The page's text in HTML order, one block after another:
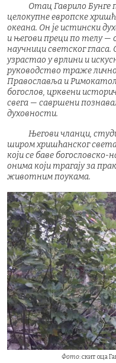
Отац Гаврило Бунге
целокупне европске
океана. Он је истински
и његови преци по телу —
научници светског
узрастао у врлини и
руководство траже
Православља и
богослов, црквени
свега — савршени
духовности.
Његови чланци,
широм хришћанског
који се баве
онима који трагају за
животним поукама.
Фото: скит оца